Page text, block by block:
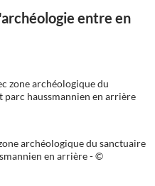
entre en
archéologique du sanctuaire
en arrière - ©